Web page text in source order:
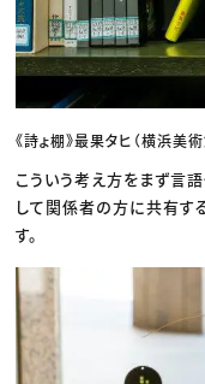
《詩ょ棚》最果タヒ（横浜
こういう考え方をまず言
して関係者の方に共有す
す。